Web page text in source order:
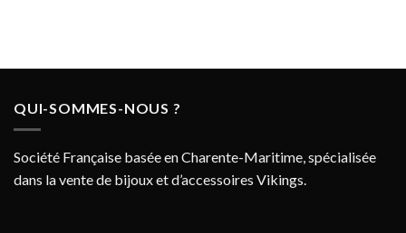
QUI-SOMMES-NOUS ?
Société Française basée en Charente-Maritime, spécialisée
dans la vente de bijoux et d’accessoires Vikings.